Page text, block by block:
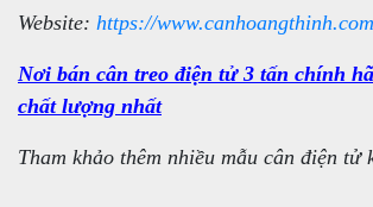
Website: https://www.canhoangthinh.com
Nơi bán cân treo điện tử 3 tấn chính
chất lượng nhất
Tham khảo thêm nhiều mẫu cân điện tử